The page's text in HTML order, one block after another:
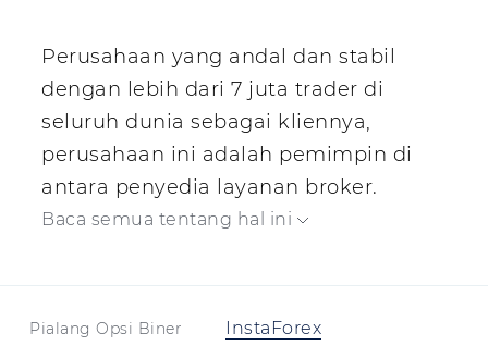
Perusahaan yang andal dan stabil
dengan lebih dari 7 juta trader di
seluruh dunia sebagai kliennya,
perusahaan ini adalah pemimpin di
antara penyedia layanan broker.
Baca semua tentang hal ini
Pialang Opsi Biner InstaForex